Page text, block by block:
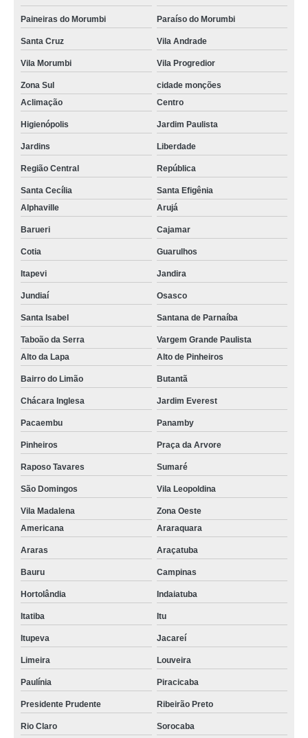
Paineiras do Morumbi Paraíso do Morumbi
Santa Cruz Vila Andrade
Vila Morumbi Vila Progredior
Zona Sul
cidade monções
Aclimação
Centro
Higienópolis Jardim Paulista
Jardins Liberdade
Região Central República
Santa Cecília
Santa Efigênia
Alphaville
Arujá
Barueri Cajamar
Cotia Guarulhos
Itapevi Jandira
Jundiaí Osasco
Santa Isabel Santana de Parnaíba
Taboão da Serra
Vargem Grande Paulista
Alto da Lapa
Alto de Pinheiros
Bairro do Limão Butantã
Chácara Inglesa Jardim Everest
Pacaembu Panamby
Pinheiros Praça da Arvore
Raposo Tavares Sumaré
São Domingos Vila Leopoldina
Vila Madalena
Zona Oeste
Americana
Araraquara
Araras Araçatuba
Bauru Campinas
Hortolândia Indaiatuba
Itatiba Itu
Itupeva Jacareí
Limeira Louveira
Paulínia Piracicaba
Presidente Prudente Ribeirão Preto
Rio Claro Sorocaba